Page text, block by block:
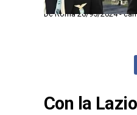
Dc Roma 26/95/2024 -
Con la